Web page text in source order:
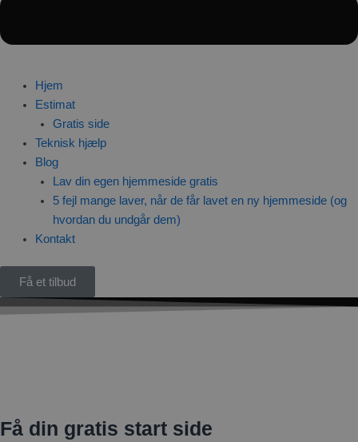
Hjem
Estimat
Gratis side
Teknisk hjælp
Blog
Lav din egen hjemmeside gratis
5 fejl mange laver, når de får lavet en ny hjemmeside (og
hvordan du undgår dem)
Kontakt
Få et tilbud
Få din gratis start side